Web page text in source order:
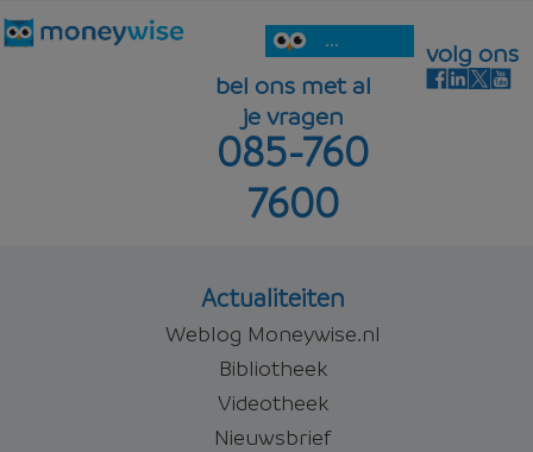
...
bel ons met al
je vragen
085-760
7600
volg ons
Actualiteiten
Weblog Moneywise.nl
Bibliotheek
Videotheek
Nieuwsbrief